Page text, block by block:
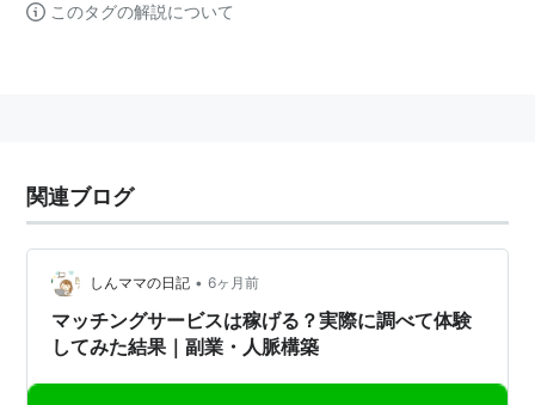
このタグの解説について
関連ブログ
しんママの日記 • 6ヶ月前
マッチングサービスは稼げる？実際に調べて体験
してみた結果｜副業・人脈構築